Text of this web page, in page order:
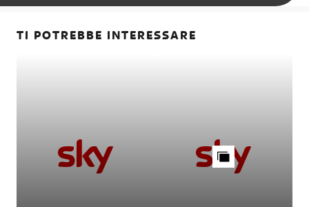
TI POTREBBE INTERESSARE